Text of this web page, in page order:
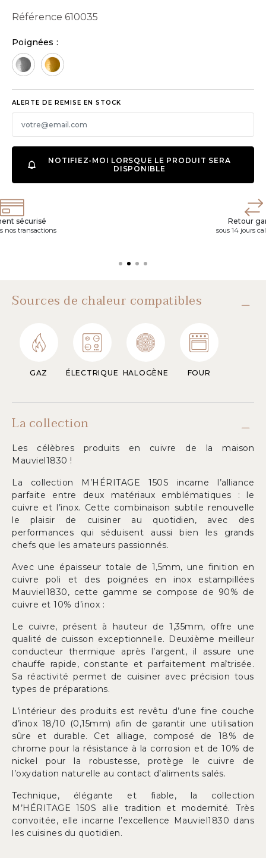
Référence 610035
Poignées :
ALERTE DE REMISE EN STOCK
NOTIFIEZ-MOI LORSQUE LE PRODUIT SERA
DISPONIBLE
sécurisé
nos transactions
Retour
sous 14 jours
Sources de chaleur compatibles
GAZ ÉLECTRIQUE HALOGÈNE FOUR
La collection
Les célèbres produits en cuivre de la maison
Mauviel1830 !
La collection M’HÉRITAGE 150S incarne l’alliance
parfaite entre deux matériaux emblématiques : le
cuivre et l’inox. Cette combinaison subtile renouvelle
le plaisir de cuisiner au quotidien, avec des
performances qui séduisent aussi bien les grands
chefs que les amateurs passionnés.
Avec une épaisseur totale de 1,5mm, une finition en
cuivre poli et des poignées en inox estampillées
Mauviel1830, cette gamme se compose de 90% de
cuivre et 10% d’inox :
Le cuivre, présent à hauteur de 1,35mm, offre une
qualité de cuisson exceptionnelle. Deuxième meilleur
conducteur thermique après l’argent, il assure une
chauffe rapide, constante et parfaitement maîtrisée.
Sa réactivité permet de cuisiner avec précision tous
types de préparations.
L’intérieur des produits est revêtu d’une fine couche
d’inox 18/10 (0,15mm) afin de garantir une utilisation
sûre et durable. Cet alliage, composé de 18% de
chrome pour la résistance à la corrosion et de 10% de
nickel pour la robustesse, protège le cuivre de
l’oxydation naturelle au contact d’aliments salés.
Technique, élégante et fiable, la collection
M’HÉRITAGE 150S allie tradition et modernité. Très
convoitée, elle incarne l’excellence Mauviel1830 dans
les cuisines du quotidien.